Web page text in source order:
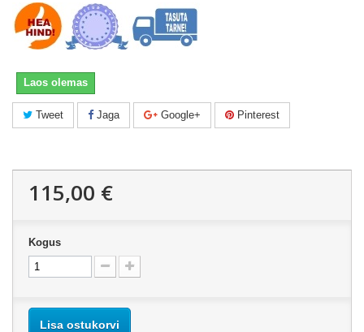
Laos olemas
Tweet Jaga Google+ Pinterest
115,00 €
Kogus
Lisa ostukorvi